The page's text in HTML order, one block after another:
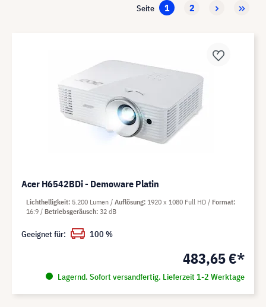
Seite 1 2
Acer H6542BDi - Demoware Platin
483,65 €*
Lagernd. Sofort versandfertig. Lieferzeit 1-2 Werktage
Lichthelligkeit 5.200 Lumen Auflösung 1920 x 1080 Full HD
Format
16:9
Betriebsgeräusch 32 dB
Geeignet für: 100 %